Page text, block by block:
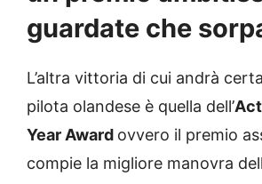
guardate che
L’altra vittoria di cui andrà
pilota olandese è quella dell’
Year Award ovvero il premio
compie la migliore manovra